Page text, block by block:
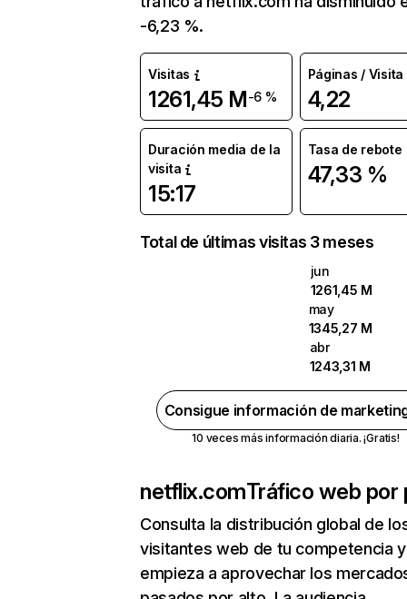
-6,23 %.
Visitas
1261,45 M-6 %
Páginas / Visita
4,22
Duración media de la
visita
15:17
Tasa de rebote
47,33 %
Total de últimas visitas 3 meses
jun
1261,45 M
may
1345,27 M
abr
1243,31 M
Consigue información de
10 veces más información diaria. ¡Gratis!
netflix.comTráfico web por
Consulta la distribución global de
visitantes web de tu competencia y
empieza a aprovechar los